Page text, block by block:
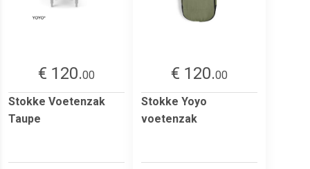
€ 120.00
Stokke Voetenzak
Taupe
€ 120.00
Stokke Yoyo
voetenzak